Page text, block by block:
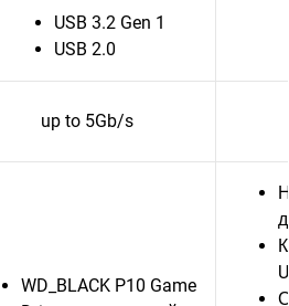
USB 3.2 Gen 1
USB 2.0
up to 5Gb/s
WD_BLACK P10 Game